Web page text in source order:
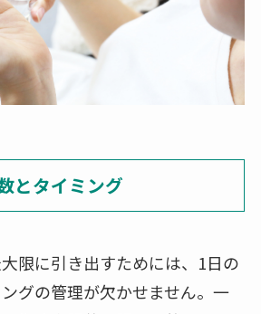
とタイミング
限に引き出すためには、1日の
グの管理が欠かせません。一